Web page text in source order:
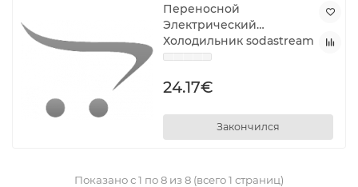
Переносной
Электрический
Холодильник sodastream
1041190490 1 L
24.17€
Закончился
Показано с 1 по 8 из 8 (всего 1 страниц)